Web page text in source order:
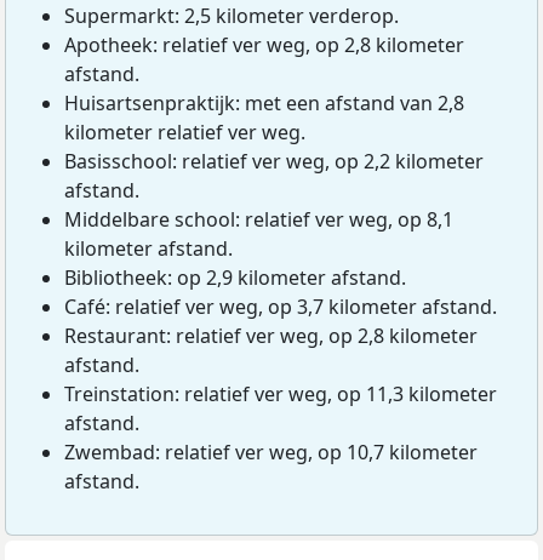
Supermarkt: 2,5 kilometer verderop.
Apotheek: relatief ver weg, op 2,8 kilometer
afstand.
Huisartsenpraktijk: met een afstand van 2,8
kilometer relatief ver weg.
Basisschool: relatief ver weg, op 2,2 kilometer
afstand.
Middelbare school: relatief ver weg, op 8,1
kilometer afstand.
Bibliotheek: op 2,9 kilometer afstand.
Café: relatief ver weg, op 3,7 kilometer afstand.
Restaurant: relatief ver weg, op 2,8 kilometer
afstand.
Treinstation: relatief ver weg, op 11,3 kilometer
afstand.
Zwembad: relatief ver weg, op 10,7 kilometer
afstand.